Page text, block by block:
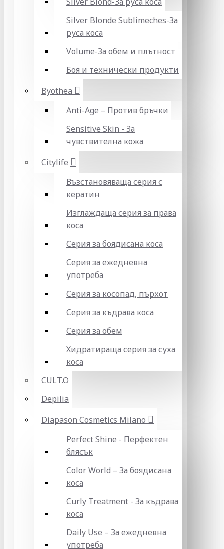
Silver Blonde Sublіmeches-За
руса коса
Volume-За обем и плътност
Боя и технически продукти
Byothea
Anti-Age – Против бръчки
Sensitive Skin - За
чувствителна кожа
Citylife
Възстановяваща серия с
кератин
Изглаждаща серия за права
коса
Серия за боядисана коса
Серия за ежедневна
употреба
Серия за косопад, пърхот
Серия за къдрава коса
Серия за обем
Хидратираща серия за суха
коса
CULT.O
Depilia
Diapason Cosmetics Milano
Perfect Shine - Перфектен
блясък
Color World – За боядисана
коса
Curly Treatment - За къдрава
коса
Daily Use – За ежедневна
употреба